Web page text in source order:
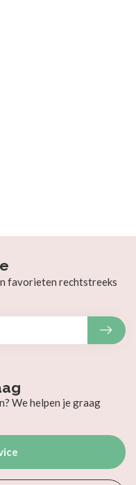
We helpen je graag
favorieten rechtstreeks